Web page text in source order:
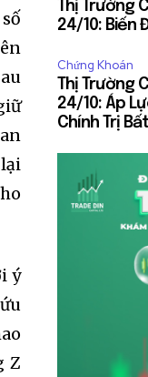
ý
Z
Thị Trường
24/10: Biến
Chứng Khoán
Thị Trường
24/10: Áp
Chính Trị